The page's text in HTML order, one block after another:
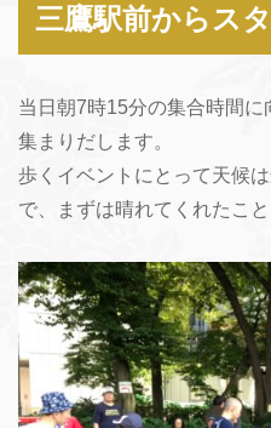
三鷹駅前からス
当日朝7時15分の集合時間
集まりだします。
歩くイベントにとって天候
で、まずは晴れてくれたこと